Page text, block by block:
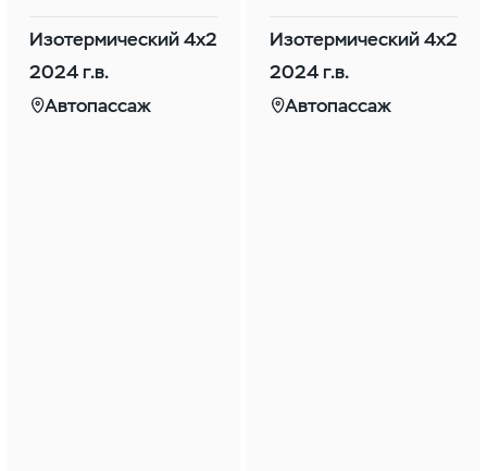
Изотермический 4х2
2024 г.в.
Автопассаж
Изотермический 4х2
2024 г.в.
Автопассаж